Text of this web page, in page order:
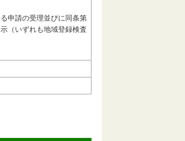
申請の受理並びに同条第
（いずれも地域登録検査